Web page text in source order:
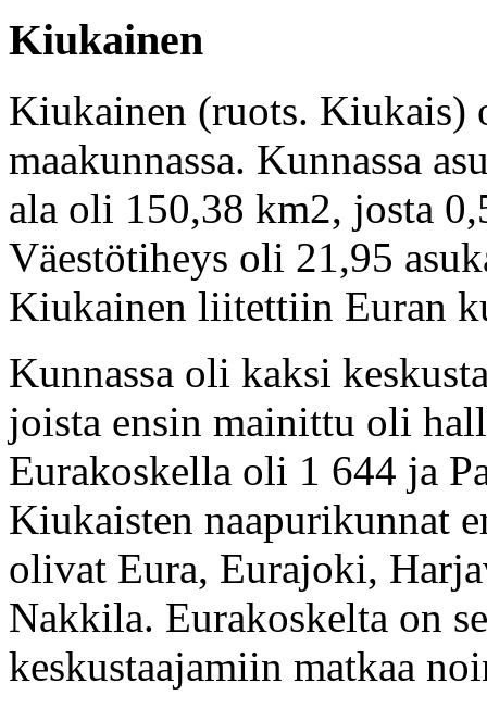
Kiukainen
Kiukainen (ruots. Kiukais)
maakunnassa. Kunnassa
ala oli 150,38 km2, josta
Väestötiheys oli 21,95
Kiukainen liitettiin Euran
Kunnassa oli kaksi
joista ensin mainittu oli
Eurakoskella oli 1 644 ja
Kiukaisten naapurikunnat
olivat Eura, Eurajoki,
Nakkila. Eurakoskelta on
keskustaajamiin matkaa